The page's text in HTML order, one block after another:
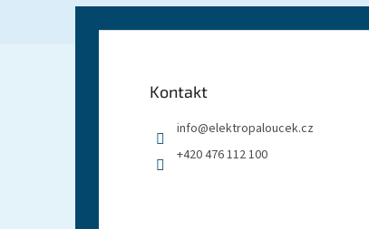
Kontakt
info@elektropaloucek.cz
+420 476 112 100